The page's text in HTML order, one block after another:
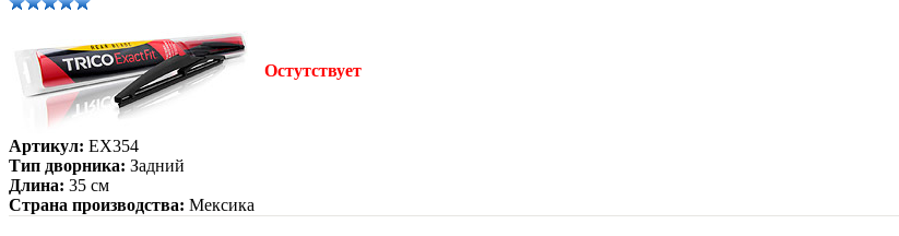
Остутствует
Артикул: EX354
Тип дворника: Задний
Длина: 35 см
Страна производства: Мексика